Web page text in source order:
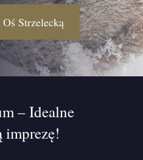
Strzelecką
– Idealne
imprezę!